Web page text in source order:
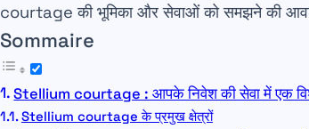
courtage की भूमिका और सेवाओं को समझने की
Sommaire
Stellium courtage : आपके निवेश की सेवा में एक
Stellium courtage के प्रमुख क्षेत्रों